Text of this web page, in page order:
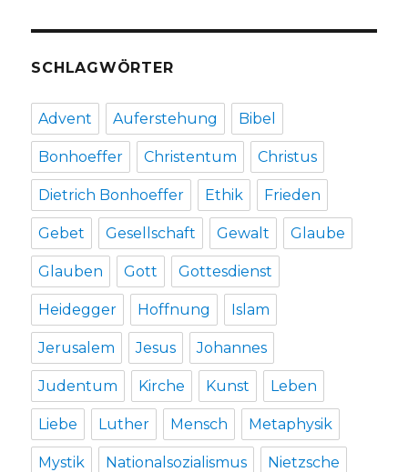
SCHLAGWÖRTER
Advent Auferstehung Bibel
Bonhoeffer Christentum Christus
Dietrich Bonhoeffer Ethik Frieden
Gebet Gesellschaft Gewalt Glaube
Glauben Gott Gottesdienst
Heidegger Hoffnung Islam
Jerusalem Jesus Johannes
Judentum Kirche Kunst Leben
Liebe Luther Mensch Metaphysik
Mystik Nationalsozialismus Nietzsche